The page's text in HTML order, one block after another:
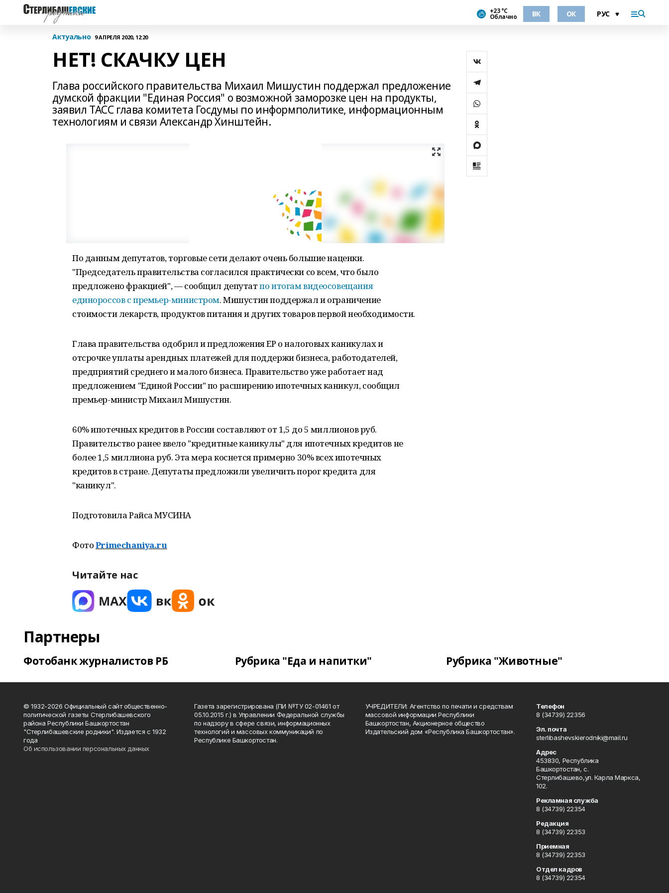
+23 °С
Облачно ВК ОК
Актуально 9 АПРЕЛЯ 2020, 12:20
НЕТ! СКАЧКУ ЦЕН
Глава российского правительства Михаил Мишустин поддержал предложение
думской фракции "Единая Россия" о возможной заморозке цен на продукты,
заявил ТАСС глава комитета Госдумы по информполитике, информационным
технологиям и связи Александр Хинштейн.
По данным депутатов, торговые сети делают очень большие наценки.
"Председатель правительства согласился практически со всем, что было
предложено фракцией", — сообщил депутатпо итогам видеосовещания
единороссов с премьер-министром. Мишустин поддержал и ограничение
стоимости лекарств, продуктов питания и других товаров первой необходимости.
Глава правительства одобрил и предложения ЕР о налоговых каникулах и
отсрочке уплаты арендных платежей для поддержи бизнеса, работодателей,
предприятий среднего и малого бизнеса. Правительство уже работает над
предложением "Единой России" по расширению ипотечных каникул, сообщил
премьер-министр Михаил Мишустин.
60% ипотечных кредитов в России составляют от 1,5 до 5 миллионов руб.
Правительство ранее ввело "кредитные каникулы" для ипотечных кредитов не
более 1,5 миллиона руб. Эта мера коснется примерно 30% всех ипотечных
кредитов в стране. Депутаты предложили увеличить порог кредита для
"каникул".
Подготовила Райса МУСИНА
ФотоPrimechaniya.ru
Читайте нас
Партнеры
Фотобанк журналистов РБ Рубрика "Еда и напитки" Рубрика "Животные"
© 1932-2026 Официальный сайт общественно-
политической газеты Стерлибашевского
района Республики Башкортостан
"Стерлибашевские родники". Издается с 1932
года
Об использовании персональных данных
Газета зарегистрирована (ПИ №ТУ 02-01461 от
05.10.2015 г.) в Управлении Федеральной службы
по надзору в сфере связи, информационных
технологий и массовых коммуникаций по
Республике Башкортостан.
УЧРЕДИТЕЛИ: Агентство по печати и средствам
массовой информации Республики
Башкортостан, Акционерное общество
Издательский дом «Республика Башкортостан».
Телефон
8 (34739) 22356
Эл. почта
sterlibashevskierodniki@mail.ru
Адрес
453830, Республика
Башкортостан, c.
Стерлибашево,ул. Карла Маркса,
102.
Рекламная служба
8 (34739) 22354
Редакция
8 (34739) 22353
Приемная
8 (34739) 22353
Отдел кадров
8 (34739) 22354